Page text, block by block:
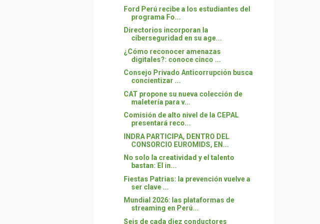
Ford Perú recibe a los estudiantes del
programa Fo...
Directorios incorporan la
ciberseguridad en su age...
¿Cómo reconocer amenazas
digitales?: conoce cinco ...
Consejo Privado Anticorrupción busca
concientizar ...
CAT propone su nueva colección de
maletería para v...
Comisión de alto nivel de la CEPAL
presentará reco...
INDRA PARTICIPA, DENTRO DEL
CONSORCIO EUROMIDS, EN...
No solo la creatividad y el talento
bastan: El in...
Fiestas Patrias: la prevención vuelve a
ser clave ...
Mundial 2026: las plataformas de
streaming en Perú...
Seis de cada diez conductores